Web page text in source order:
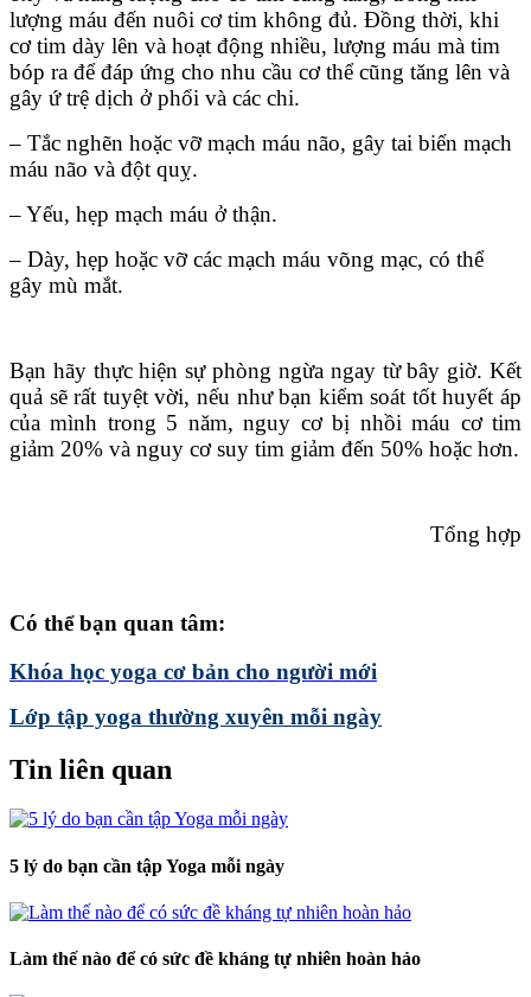
lượng máu đến nuôi cơ tim không đủ. Đồng thời, khi
cơ tim dày lên và hoạt động nhiều, lượng máu mà tim
bóp ra để đáp ứng cho nhu cầu cơ thể cũng tăng lên và
gây ứ trệ dịch ở phổi và các chi.
– Tắc nghẽn hoặc vỡ mạch máu não, gây tai biến mạch
máu não và đột quỵ.
– Yếu, hẹp mạch máu ở thận.
– Dày, hẹp hoặc vỡ các mạch máu võng mạc, có thể
gây mù mắt.
Bạn hãy thực hiện sự phòng ngừa ngay từ bây giờ. Kết
quả sẽ rất tuyệt vời, nếu như bạn kiểm soát tốt huyết áp
của mình trong 5 năm, nguy cơ bị nhồi máu cơ tim
giảm 20% và nguy cơ suy tim giảm đến 50% hoặc hơn.
Tổng hợp
Có thể bạn quan tâm:
Khóa học yoga cơ bản cho người mới
Lớp tập yoga thường xuyên mỗi ngày
Tin liên quan
5 lý do bạn cần tập Yoga mỗi ngày
Làm thế nào để có sức đề kháng tự nhiên hoàn hảo